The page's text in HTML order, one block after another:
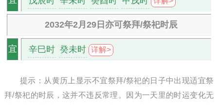
2032年2月29日亦可祭拜/祭祀时辰
宜 辛巳时 癸未时 详解>
提示：从黄历上显示不宜祭拜/祭祀的日子中出现适宜祭
拜/祭祀的时辰，这并不违反常理。因为一天里的时运变化无